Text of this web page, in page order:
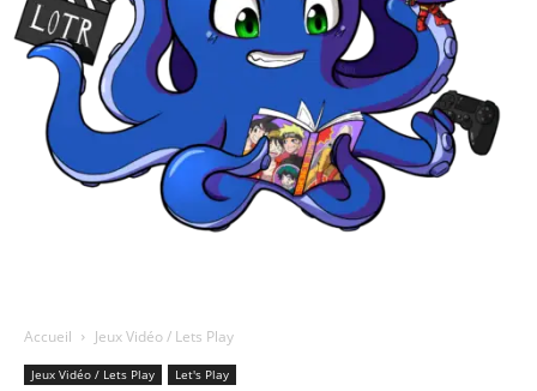
Accueil Jeux Vidéo / Lets Play
Jeux Vidéo / Lets Play Let's Play